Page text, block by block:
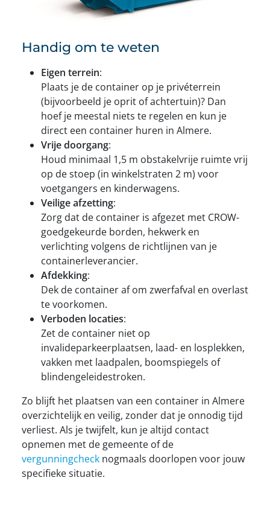
Handig om te weten
Eigen terrein:
Plaats je de container op je privéterrein
(bijvoorbeeld je oprit of achtertuin)? Dan
hoef je meestal niets te regelen en kun je
direct een container huren in Almere.
Vrije doorgang:
Houd minimaal 1,5 m obstakelvrije ruimte vrij
op de stoep (in winkelstraten 2 m) voor
voetgangers en kinderwagens.
Veilige afzetting:
Zorg dat de container is afgezet met CROW-
goedgekeurde borden, hekwerk en
verlichting volgens de richtlijnen van je
containerleverancier.
Afdekking:
Dek de container af om zwerfafval en overlast
te voorkomen.
Verboden locaties:
Zet de container niet op
invalideparkeerplaatsen, laad- en losplekken,
vakken met laadpalen, boomspiegels of
blindengeleidestroken.
Zo blijft het plaatsen van een container in Almere
overzichtelijk en veilig, zonder dat je onnodig tijd
verliest. Als je twijfelt, kun je altijd contact
opnemen met de gemeente of de
vergunningcheck nogmaals doorlopen voor jouw
specifieke situatie.